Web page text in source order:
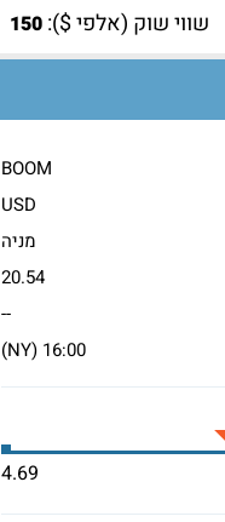
שווי שוק (אלפי $): 150
BOOM
USD
מניה
20.54
--
16:00 (NY)
4.69